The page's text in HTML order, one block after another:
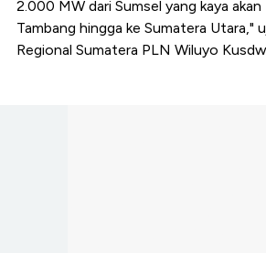
2.000 MW dari Sumsel yang kaya
Tambang hingga ke Sumatera Utara,"
Regional Sumatera PLN Wiluyo